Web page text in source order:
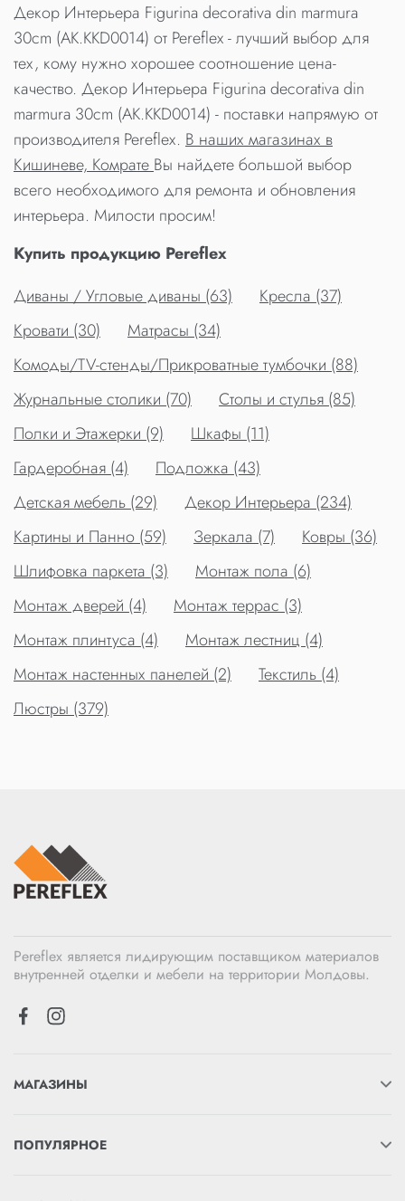
Декор Интерьера Figurina decorativa din marmura
30cm (AK.KKD0014) от Pereflex - лучший выбор для
тех, кому нужно хорошее соотношение цена-
качество. Декор Интерьера Figurina decorativa din
marmura 30cm (AK.KKD0014) - поставки напрямую от
производителя Pereflex. В наших магазинах в
Кишиневе, КомратеВы найдете большой выбор
всего необходимого для ремонта и обновления
интерьера. Милости просим!
Купить продукцию Pereflex
Диваны / Угловые диваны (63)
Кресла (37)
Кровати (30)
Матрасы (34)
Комоды/TV-стенды/Прикроватные тумбочки (88)
Журнальные столики (70)
Столы и стулья (85)
Полки и Этажерки (9)
Шкафы (11)
Гардеробная (4)
Подложка (43)
Детская мебель (29)
Декор Интерьера (234)
Картины и Панно (59)
Зеркала (7)
Ковры (36)
Шлифовка паркета (3)
Монтаж пола (6)
Монтаж дверей (4)
Монтаж террас (3)
Монтаж плинтуса (4)
Монтаж лестниц (4)
Монтаж настенных панелей (2)
Текстиль (4)
Люстры (379)
Pereflex является лидирующим поставщиком материалов
внутренней отделки и мебели на территории Молдовы.
МАГАЗИНЫ
ПОПУЛЯРНОЕ